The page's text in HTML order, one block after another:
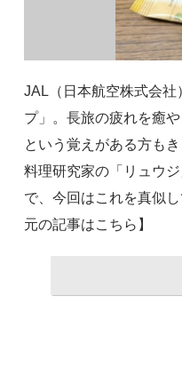
JAL（日本航空株式会
プ」。長旅の疲れを癒
という覚えがある方も
料理研究家の「リュウ
で、今回はこれを真似
元の記事はこちら】